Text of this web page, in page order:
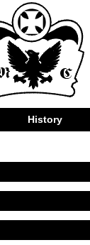
History